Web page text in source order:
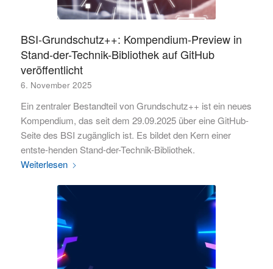
BSI-Grundschutz++: Kompendium-Preview in
Stand-der-Technik-Bibliothek auf GitHub
veröffentlicht
6. November 2025
Ein zentraler Bestandteil von Grundschutz++ ist ein neues
Kompendium, das seit dem 29.09.2025 über eine GitHub-
Seite des BSI zugänglich ist. Es bildet den Kern einer
entste-henden Stand-der-Technik-Bibliothek.
Weiterlesen